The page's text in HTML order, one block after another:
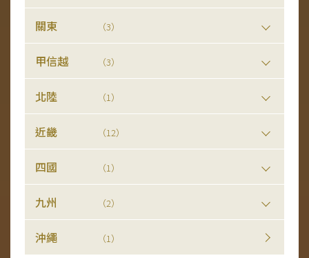
關東 （3）
甲信越 （3）
北陸 （1）
近畿 （12）
四國 （1）
九州 （2）
沖繩 （1）